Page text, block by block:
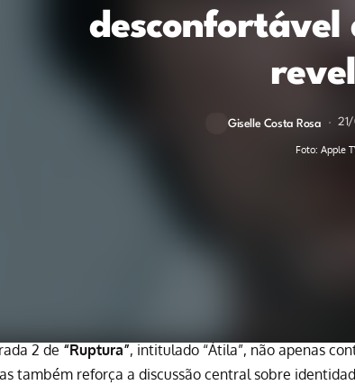
desconfortável
Giselle Costa Rosa
Foto: Apple
2 de “Ruptura”, intitulado “Átila”, não apenas
também reforça a discussão central sobre